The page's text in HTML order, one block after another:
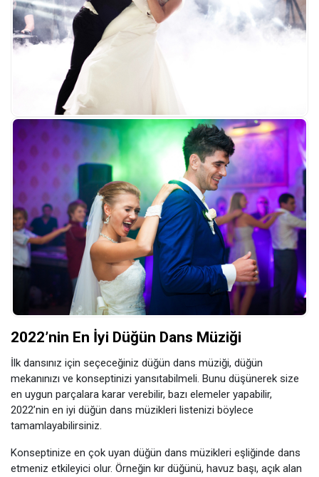
2022’nin En İyi Düğün Dans Müziği
İlk dansınız için seçeceğiniz düğün dans müziği, düğün
mekanınızı ve konseptinizi yansıtabilmeli. Bunu düşünerek size
en uygun parçalara karar verebilir, bazı elemeler yapabilir,
2022’nin en iyi düğün dans müzikleri listenizi böylece
tamamlayabilirsiniz.
Konseptinize en çok uyan düğün dans müzikleri eşliğinde dans
etmeniz etkileyici olur. Örneğin kır düğünü, havuz başı, açık alan